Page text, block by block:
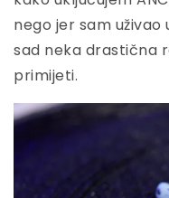
nego jer sam
sad neka drastična
primijeti.